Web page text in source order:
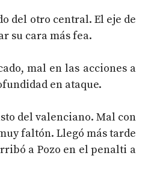
del otro central. El eje de
su cara más fea.
mal en las acciones a
en ataque.
del valenciano. Mal con
faltón. Llegó más tarde
a Pozo en el penalti a